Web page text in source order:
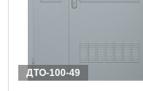
ДТО-100-49